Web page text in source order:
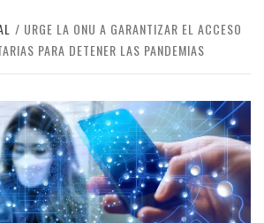
URGE LA ONU A GARANTIZAR EL ACCESO
PARA DETENER LAS PANDEMIAS